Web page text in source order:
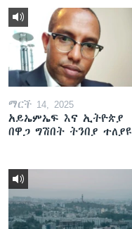
ማርች 14, 2025
አይኤምኤፍ እና ኢትዮጵያ
በዋጋ ግሽበት ትንበያ ተለያዩ